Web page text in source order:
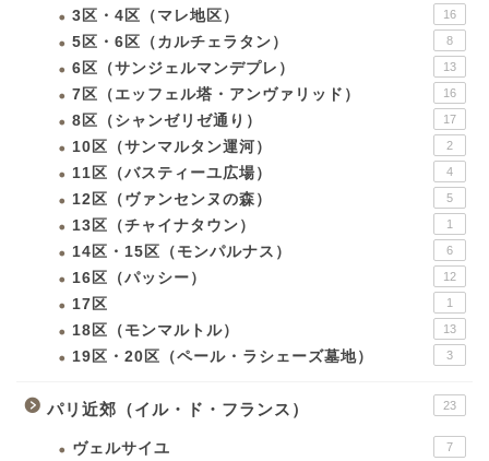
3区・4区（マレ地区） 16
5区・6区（カルチェラタン） 8
6区（サンジェルマンデプレ） 13
7区（エッフェル塔・アンヴァリッド） 16
8区（シャンゼリゼ通り） 17
10区（サンマルタン運河） 2
11区（バスティーユ広場） 4
12区（ヴァンセンヌの森） 5
13区（チャイナタウン） 1
14区・15区（モンパルナス） 6
16区（パッシー） 12
17区 1
18区（モンマルトル） 13
19区・20区（ペール・ラシェーズ墓地） 3
パリ近郊（イル・ド・フランス） 23
ヴェルサイユ 7